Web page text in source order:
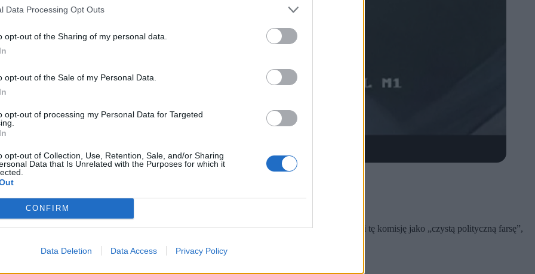
Data Processing Opt Outs
opt-out of the Sharing of my personal data.
opt-out of the Sale of my Personal Data.
opt-out of processing my Personal Data for Targeted
opt-out of Collection, Use, Retention, Sale, and/or Sharing
Data that Is Unrelated with the Purposes for which it
CONFIRM
Data Deletion Data Access Privacy Policy
/ East News)
V poprawką, zignorowała wezwanie komisji Izby Reprezentantów USA.
komisja bada kontakty Epsteina z politykami i zagranicznymi służbami.
wzmacnia spekulacje o ukrywanych powiązaniach światowej elity.
milczenia, gwarantowanego przez V poprawkę Konstytucji USA. Jej prawnicy określili tę komisję jako „czystą polityczną farsę”,
klientki.
tysiące dokumentów z akt Epsteina, wywołując wstrząs na całym świecie.